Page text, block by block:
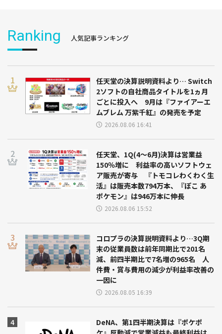
Ranking 人気記事ランキング
任天堂の決算説明資料より… Switch
2ソフトの自社商品タイトルを1ヵ月
ごとに投入へ 9月は『ファイアーエ
ムブレム 万紫千紅』の発売を予定
2026.08.06 16:41
任天堂、1Q(4～6月)決算は営業益
150％増に 利益率の高いソフトウェ
ア販売が寄与 『トモコレわくわく生
活』は販売本数794万本、『ぽこ あ
ポケモン』は946万本に伸長
2026.08.06 15:52
コロプラの決算説明資料より…3Q期
末の従業員数は前年同期比で201名
減、前四半期比で7名増の965名 人
件費・賞与費用の減少が利益率改善の
一因に
2026.08.05 16:39
DeNA、第1四半期決算は『ポケポ